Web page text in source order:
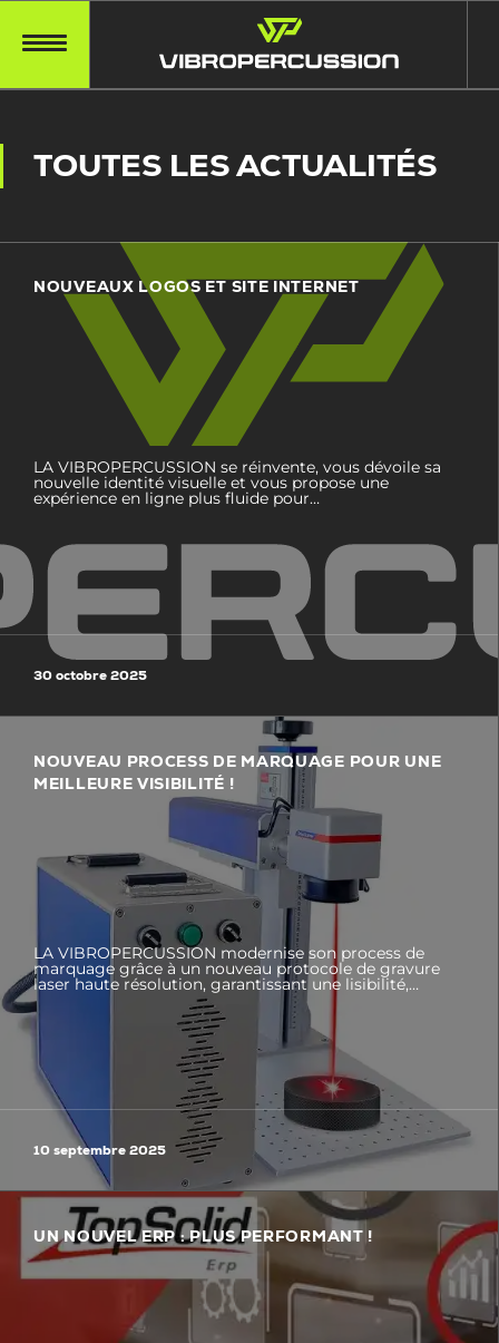
TOUTES LES ACTUALITÉS
NOUVEAUX LOGOS ET SITE INTERNET
LA VIBROPERCUSSION se réinvente, vous dévoile sa
nouvelle identité visuelle et vous propose une
expérience en ligne plus fluide pour…
30 octobre 2025
NOUVEAU PROCESS DE MARQUAGE POUR UNE
MEILLEURE VISIBILITÉ !
LA VIBROPERCUSSION modernise son process de
marquage grâce à un nouveau protocole de gravure
laser haute résolution, garantissant une lisibilité,…
10 septembre 2025
UN NOUVEL ERP : PLUS PERFORMANT !